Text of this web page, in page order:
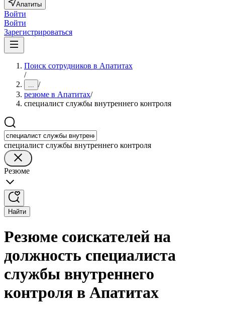
Апатиты
Войти
Войти
Зарегистрироваться
Поиск сотрудников в Апатитах
/
... /
резюме в Апатитах/
специалист службы внутреннего контроля
специалист службы внутреннего контроля
Резюме
Найти
Резюме соискателей на
должность специалиста
службы внутреннего
контроля в Апатитах